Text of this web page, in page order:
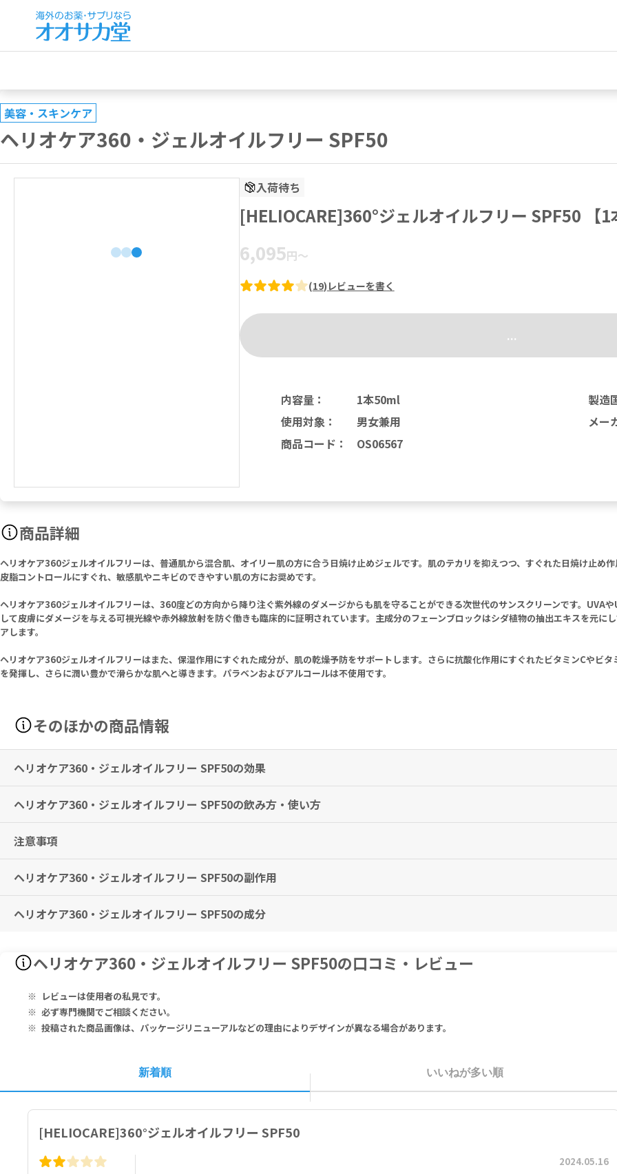
美容・スキンケア
ヘリオケア360・ジェルオイルフリー SPF50
入荷待ち
[HELIOCARE]360°ジェルオイルフリー SPF50 【1
6,095円～
(19) レビューを書く
...
内容量：
1本50ml
使用対象：
男女兼用
商品コード ： OS06567
製造
メー
商品詳細
ヘリオケア360ジェルオイルフリーは、普通肌から混合肌、オイリー肌の方に合う日焼け止めジェルです。肌のテカリを抑えつつ、すぐれた日焼け止め
皮脂コントロールにすぐれ、敏感肌やニキビのできやすい肌の方にお奨めです。
ヘリオケア360ジェルオイルフリーは、360度どの方向から降り注ぐ紫外線のダメージからも肌を守ることができる次世代のサンスクリーンです。UVA
して皮膚にダメージを与える可視光線や赤外線放射を防ぐ働きも臨床的に証明されています。主成分のフェーンブロックはシダ植物の抽出エキスを元に
アします。
ヘリオケア360ジェルオイルフリーはまた、保湿作用にすぐれた成分が、肌の乾燥予防をサポートします。さらに抗酸化作用にすぐれたビタミンCやビ
を発揮し、さらに潤い豊かで滑らかな肌へと導きます。パラベンおよびアルコールは不使用です。
そのほかの商品情報
ヘリオケア360・ジェルオイルフリー SPF50の効果
抗バクテリア、抗菌作用および皮脂コントロールにすぐれた、オイルフリータイプの日焼け止めジェルです。
ヘリオケア360・ジェルオイルフリー SPF50の飲み方・使い方
ご使用前によく振ってお使いください。
注意事項
本品は、外用専用です。
ヘリオケア360・ジェルオイルフリー SPF50の副作用
特に副作用は報告されておりませんが、異常を感じた際はただちに使用を中止し、医師の診察をお受けください。
ヘリオケア360・ジェルオイルフリー SPF50の成分
azine, Titanium Dioxide (Nano), Hexylene Glycol, C14-22 Alcohols, C12-20 Alkyl Glucoside, Diethylamino Chydroxybenzoyl Hexyl
lata Extract, Caprylyl Glycol, Melanin, Myristyl Glucoside, Ethylhexyl Triazone, Caprylyl Methicone, Hydrolyzed Wheat Protein/
bic Acid, Alumina, PPG-15 Stearyl Ether Benzoate, Disodium Ethylene Dicocamide PEG-15 Disulfate, Camellia Sinensis Extract,
than Gum, Phytosphingosine HCl, Plankton Extract, Ethyl Lauroyl Arginate HCl, Panthenyl Triacetate, Parfum, Simethicone,
noleate, Caprylic/Capric Triglyceride, Oleyl Alcohol, Butylene Glycol, Propylene Glycol, Lecithin, Sodium Benzoate, Tocopherol,
トキシフェニルトリアジン、酸化チタン、ヘキシレングリコール、（Ｃ１４－２２）アルコール、（Ｃ１２－２０）アルキルグルコシド、ジエチル
ンナリホオズキエキス、カプリリルグリコール、イカスミ、ミリスチルグルコシド、エチルヘキシルトリアゾン、カプリリルメチコン、（加水分解
セリン、３－Ｏ－エチルアスコルビン酸、アルミナ、安息香酸ＰＰＧ－１５ステアリルエーテル、エチレンジコカミドＰＥＧ－１５ジ硫酸２Ｎａ、
コフェロール、キサンタンガム、フィトスフィンゴシンＨＣｌ、プランクトンエキス、ラウロイルアルギニンエチルＨＣｌ、トリ酢酸パンテニル、
Ａ－２Ｎａ、シリカ、リノール酸エチル、トリ（カプリル酸／カプリン酸）グリセリル、オレイルアルコール、ＢＧ、ＰＧ、レシチン、安息香酸Ｎ
ヘリオケア360・ジェルオイルフリー SPF50の口コミ・レビュー
レビューは使用者の私見です。
必ず専門機関でご相談ください。
投稿された商品画像は、パッケージリニューアルなどの理由によりデザインが異なる場合があります。
新着順 いいねが多い順
[HELIOCARE]360°ジェルオイルフリー SPF50
2024.05.16